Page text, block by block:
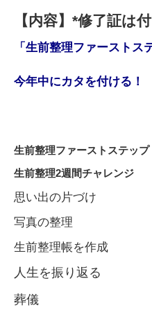
【内容】*修了証は
「生前整理ファーストス
今年中にカタを付ける！
生前整理ファーストステップ
生前整理2週間チャレンジ
思い出の片づけ
写真の整理
生前整理帳を作成
人生を振り返る
葬儀